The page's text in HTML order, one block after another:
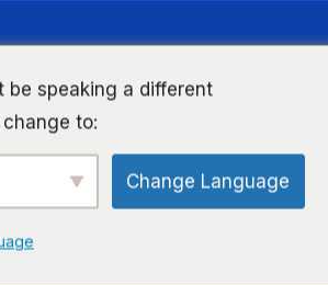
speaking a different
to:
Change Language